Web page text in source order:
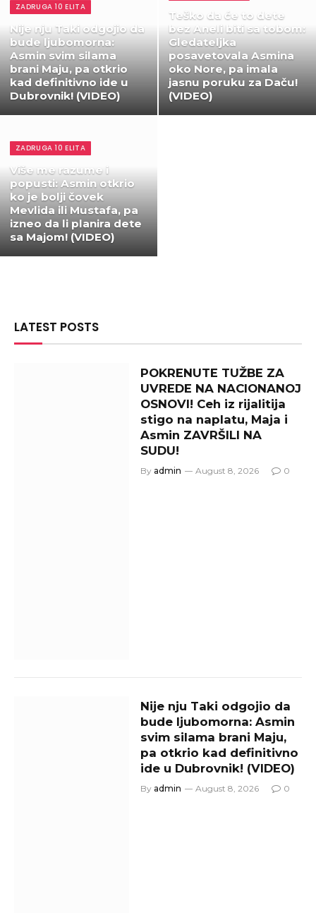
ZADRUGA 10 ELITA
Nije nju Taki odgojio da
bude ljubomorna:
Asmin svim silama
brani Maju, pa otkrio
kad definitivno ide u
Dubrovnik! (VIDEO)
Teško da će to dete
bez Aneli biti sa tobom:
Gledateljka
posavetovala Asmina
oko Nore, pa imala
jasnu poruku za Daču!
(VIDEO)
ZADRUGA 10 ELITA
Više me razume i
popusti: Asmin otkrio
ko je bolji čovek
Mevlida ili Mustafa, pa
izneo da li planira dete
sa Majom! (VIDEO)
LATEST POSTS
POKRENUTE TUŽBE ZA
UVREDE NA NACIONANOJ
OSNOVI! Ceh iz rijalitija
stigo na naplatu, Maja i
Asmin ZAVRŠILI NA
SUDU!
By admin August 8, 2026 0
Nije nju Taki odgojio da
bude ljubomorna: Asmin
svim silama brani Maju,
pa otkrio kad definitivno
ide u Dubrovnik! (VIDEO)
By admin August 8, 2026 0